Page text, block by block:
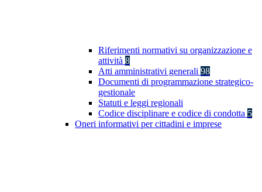
Riferimenti normativi su organizzazione e
attività 8
Atti amministrativi generali 98
Documenti di programmazione strategico-
gestionale
Statuti e leggi regionali
Codice disciplinare e codice di condotta 5
Oneri informativi per cittadini e imprese